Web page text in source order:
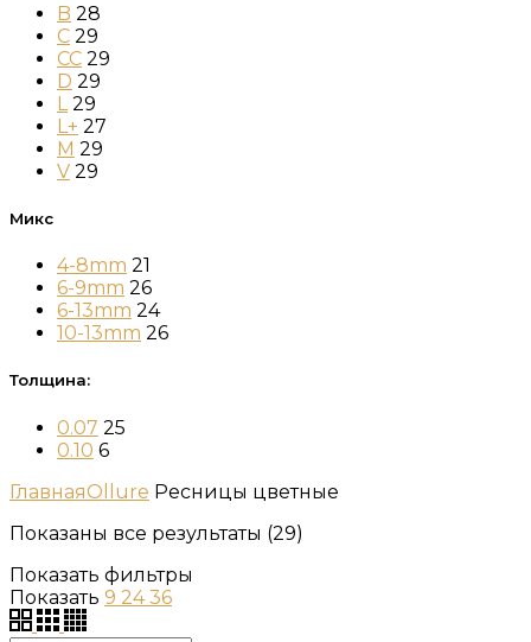
B 28
C 29
CC 29
D 29
L 29
L+ 27
M 29
V 29
Микс
4-8mm 21
6-9mm 26
6-13mm 24
10-13mm 26
Толщина:
0.07 25
0.10 6
ГлавнаяOllure Ресницы цветные
Показаны все результаты (29)
Показать фильтры
Показать 9 24 36